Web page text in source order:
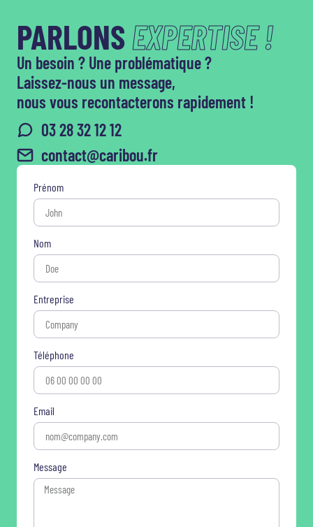
PARLONS EXPERTISE !
Un besoin ? Une problématique ?
Laissez-nous un message,
nous vous recontacterons rapidement !
03 28 32 12 12
contact@caribou.fr
Prénom
Nom
Entreprise
Téléphone
Email
Message